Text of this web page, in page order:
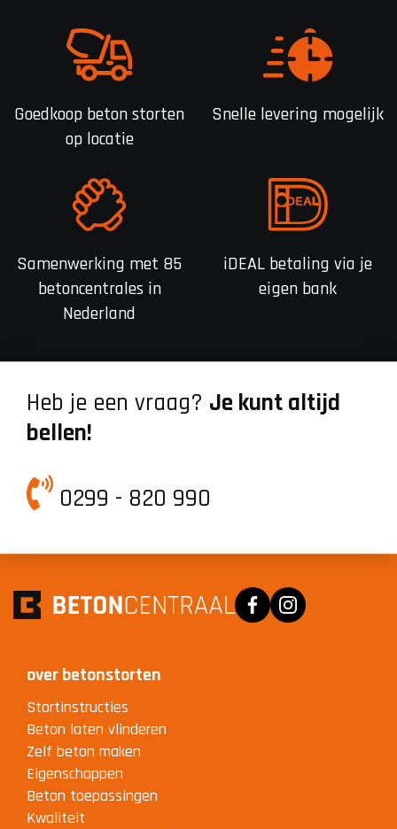
Goedkoop beton storten
op locatie
Snelle levering mogelijk
Samenwerking met 85
betoncentrales in
Nederland
iDEAL betaling via je
eigen bank
Heb je een vraag? Je kunt altijd
bellen!
0299 - 820 990
FacebookInstagram
over betonstorten
Stortinstructies
Beton laten vlinderen
Zelf beton maken
Eigenschappen
Beton toepassingen
Kwaliteit